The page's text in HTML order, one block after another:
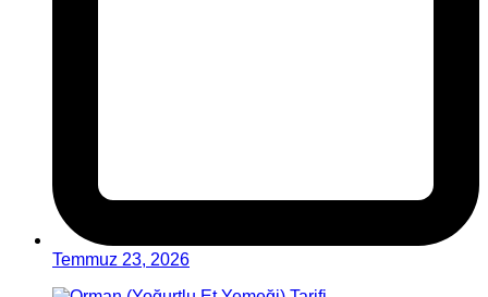
Temmuz 23, 2026